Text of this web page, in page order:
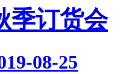
季订货会
08-25